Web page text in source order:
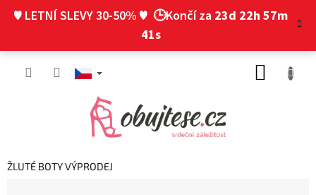
♥ LETNÍ SLEVY 30-50% ♥ 🕒Končí za 23d 22h 57m
40s
ŽLUTÉ BOTY VÝPRODEJ